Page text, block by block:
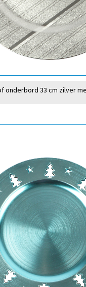
onderbord 33 cm zilver